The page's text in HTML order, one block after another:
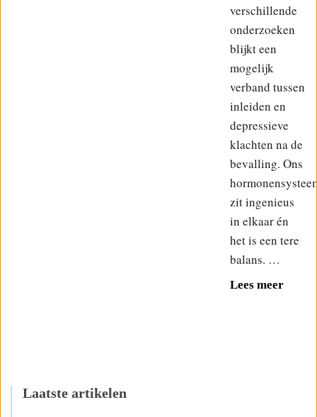
verschillende
onderzoeken
blijkt een
mogelijk
verband tussen
inleiden en
depressieve
klachten na de
bevalling. Ons
zit ingenieus
in elkaar én
het is een tere
balans. …
Lees meer
Laatste artikelen